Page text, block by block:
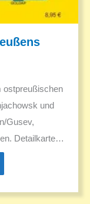
ostpreußischen
und
Gusev,
Detailkarte
Namen in